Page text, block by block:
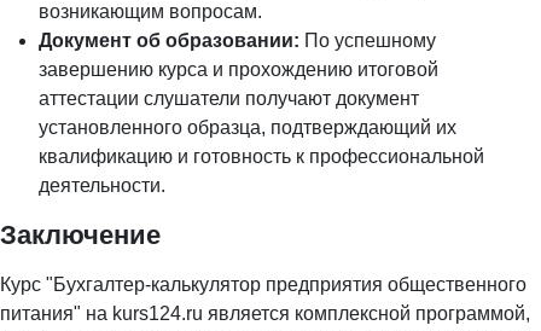
возникающим вопросам.
Документ об образовании: По успешному
завершению курса и прохождению итоговой
аттестации слушатели получают документ
установленного образца, подтверждающий их
квалификацию и готовность к профессиональной
деятельности.
Заключение
Курс "Бухгалтер-калькулятор предприятия общественного
питания" на kurs124.ru является комплексной программой,